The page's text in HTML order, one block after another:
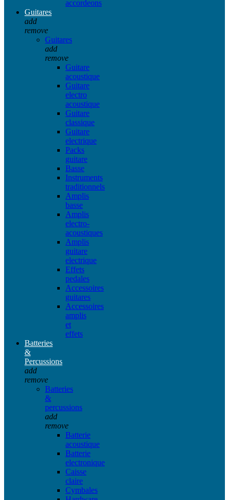
accordeons
Guitares
add
remove
Guitares
add
remove
Guitare
acoustique
Guitare
electro
acoustique
Guitare
classique
Guitare
electrique
Packs
guitare
Basse
Instruments
traditionnels
Amplis
basse
Amplis
electro-
acoustiques
Amplis
guitare
electrique
Effets
pedales
Accessoires
guitares
Accessoires
amplis
et
effets
Batteries
&
Percussions
add
remove
Batteries
&
percussions
add
remove
Batterie
acoustique
Batterie
electronique
Caisse
claire
Cymbales